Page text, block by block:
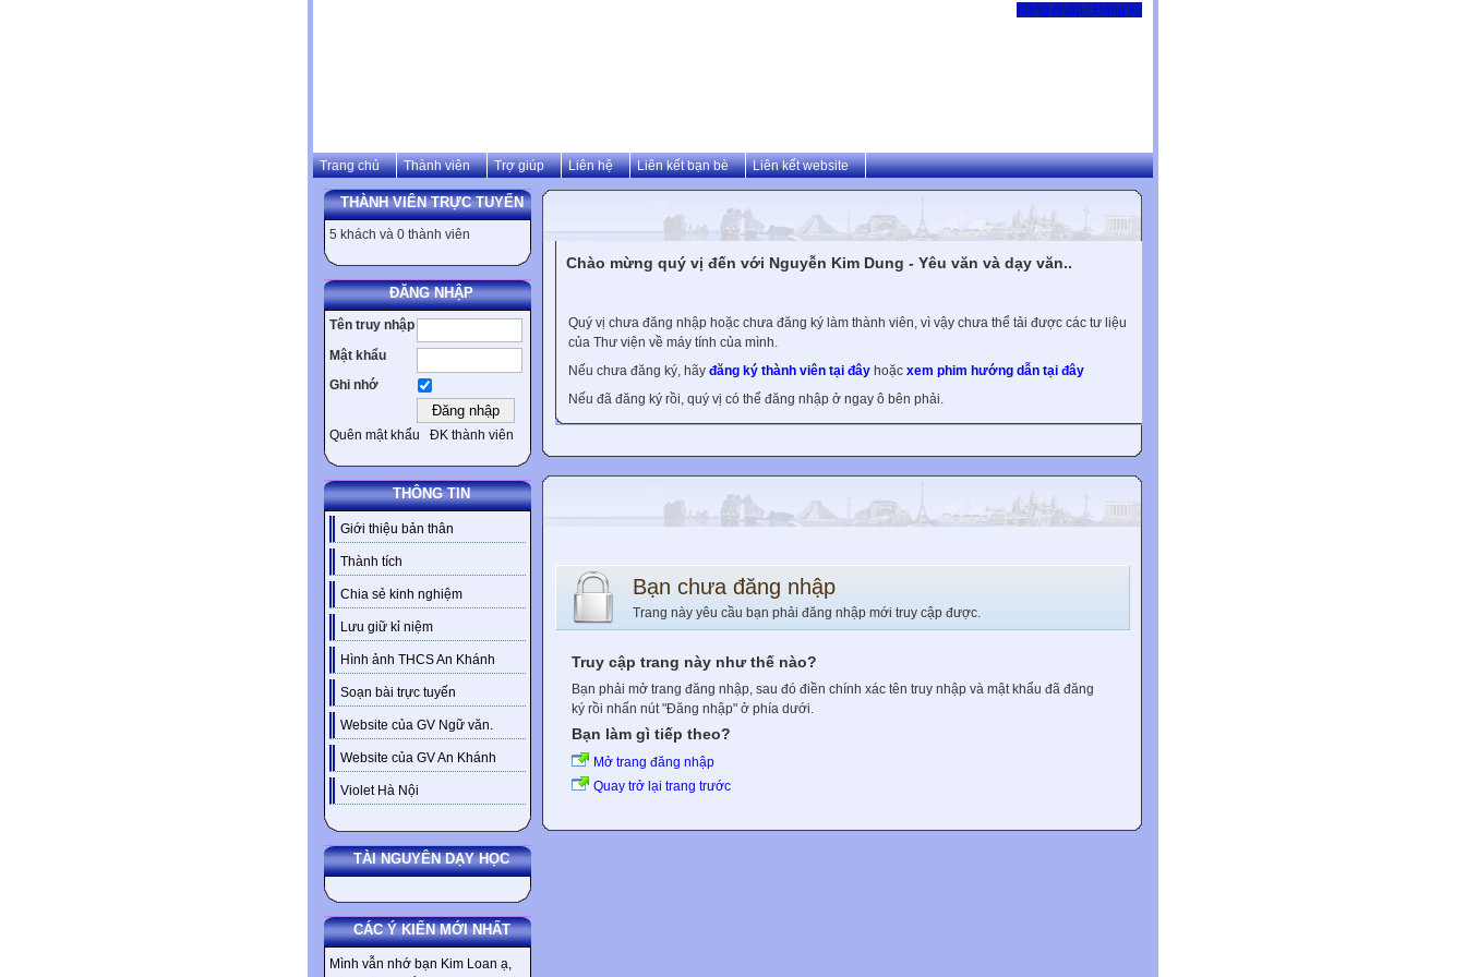
Đăng nhập / Đăng ký
Trang chủ Thành viên Trợ giúp Liên hệ Liên kết bạn bè Liên kết website
THÀNH VIÊN TRỰC TUYẾN
5 khách và 0 thành viên
ĐĂNG NHẬP
Tên truy nhập
Mật khẩu
Ghi nhớ
Quên mật khẩu ĐK thành viên
THÔNG TIN
Giới thiệu bản thân
Thành tích
Chia sẻ kinh nghiệm
Lưu giữ kỉ niệm
Hình ảnh THCS An Khánh
Soạn bài trực tuyến
Website của GV Ngữ văn.
Website của GV An Khánh
Violet Hà Nội
TÀI NGUYÊN DẠY HỌC
CÁC Ý KIẾN MỚI NHẤT
Mình vẫn nhớ bạn Kim Loan ạ,
Chào mừng quý vị đến với Nguyễn Kim Dung - Yêu văn và dạy văn..
Quý vị chưa đăng nhập hoặc chưa đăng ký làm thành viên, vì vậy chưa thể tải được các tư liệu
của Thư viện về máy tính của mình.
Nếu chưa đăng ký, hãy đăng ký thành viên tại đây hoặc xem phim hướng dẫn tại đây
Nếu đã đăng ký rồi, quý vị có thể đăng nhập ở ngay ô bên phải.
Bạn chưa đăng nhập
Trang này yêu cầu bạn phải đăng nhập mới truy cập được.
Truy cập trang này như thế nào?
Bạn phải mở trang đăng nhập, sau đó điền chính xác tên truy nhập và mật khẩu đã đăng
ký rồi nhấn nút "Đăng nhập" ở phía dưới.
Bạn làm gì tiếp theo?
Mở trang đăng nhập
Quay trở lại trang trước